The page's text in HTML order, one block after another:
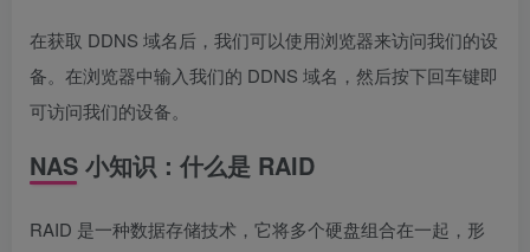
在获取 DDNS 域名后，我们可以使用浏览器来访问我们的设
备。在浏览器中输入我们的 DDNS 域名，然后按下回车键即
可访问我们的设备。
NAS 小知识：什么是 RAID
RAID 是一种数据存储技术，它将多个硬盘组合在一起，形